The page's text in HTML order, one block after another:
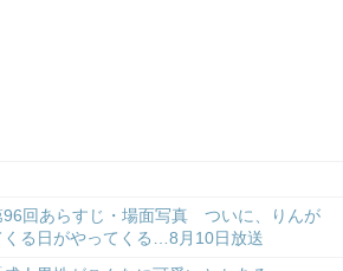
96回あらすじ・場面写真 ついに、りんが
くる日がやってくる…8月10日放送